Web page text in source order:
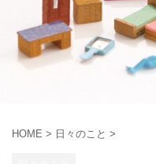
HOME > 日々のこと >